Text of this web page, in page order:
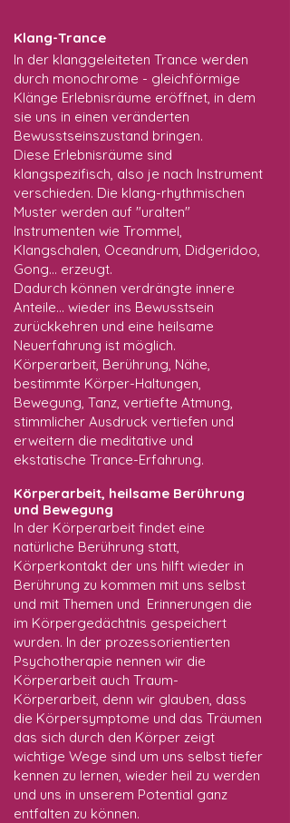
Klang-Trance
In der klanggeleiteten Trance werden
durch monochrome - gleichförmige
Klänge Erlebnisräume eröffnet, in dem
sie uns in einen veränderten
Bewusstseinszustand bringen.
Diese Erlebnisräume sind
klangspezifisch, also je nach Instrument
verschieden. Die klang-rhythmischen
Muster werden auf "uralten"
Instrumenten wie Trommel,
Klangschalen, Oceandrum, Didgeridoo,
Gong... erzeugt.
Dadurch können verdrängte innere
Anteile... wieder ins Bewusstsein
zurückkehren und eine heilsame
Neuerfahrung ist möglich.
Körperarbeit, Berührung, Nähe,
bestimmte Körper-Haltungen,
Bewegung, Tanz, vertiefte Atmung,
stimmlicher Ausdruck vertiefen und
erweitern die meditative und
ekstatische Trance-Erfahrung.
Körperarbeit, heilsame Berührung
und Bewegung
In der Körperarbeit findet eine
natürliche Berührung statt,
Körperkontakt der uns hilft wieder in
Berührung zu kommen mit uns selbst
und mit Themen und Erinnerungen die
im Körpergedächtnis gespeichert
wurden. In der prozessorientierten
Psychotherapie nennen wir die
Körperarbeit auch Traum-
Körperarbeit, denn wir glauben, dass
die Körpersymptome und das Träumen
das sich durch den Körper zeigt
wichtige Wege sind um uns selbst tiefer
kennen zu lernen, wieder heil zu werden
und uns in unserem Potential ganz
entfalten zu können.